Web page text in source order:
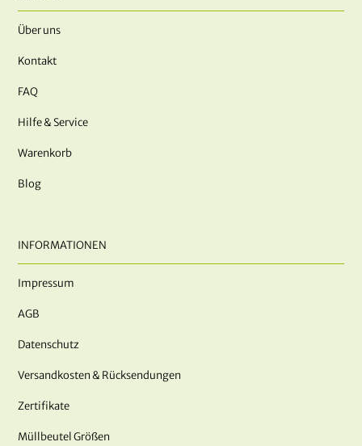
Über uns
Kontakt
FAQ
Hilfe & Service
Warenkorb
Blog
INFORMATIONEN
Impressum
AGB
Datenschutz
Versandkosten & Rücksendungen
Zertifikate
Müllbeutel Größen